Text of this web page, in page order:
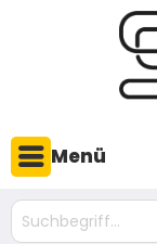
Menü